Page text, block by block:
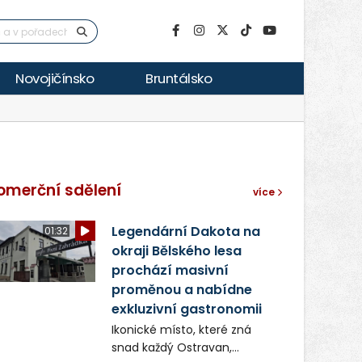
Novojičínsko Bruntálsko
sdělení více
01:32
Legendární Dakota na
okraji Bělského lesa
prochází masivní
proměnou a nabídne
exkluzivní gastronomii
Ikonické místo, které zná
snad každý Ostravan,